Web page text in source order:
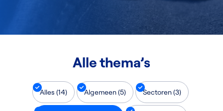
Alle thema’s
Alles (14) Algemeen (5) Sectoren (3)